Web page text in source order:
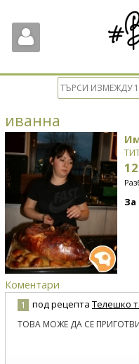
иванна
12
За
Коментари
1 под рецептаТелешко
ТОВА МОЖЕ ДА СЕ